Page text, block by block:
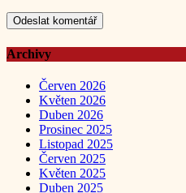
Archivy
Červen 2026
Květen 2026
Duben 2026
Prosinec 2025
Listopad 2025
Červen 2025
Květen 2025
Duben 2025